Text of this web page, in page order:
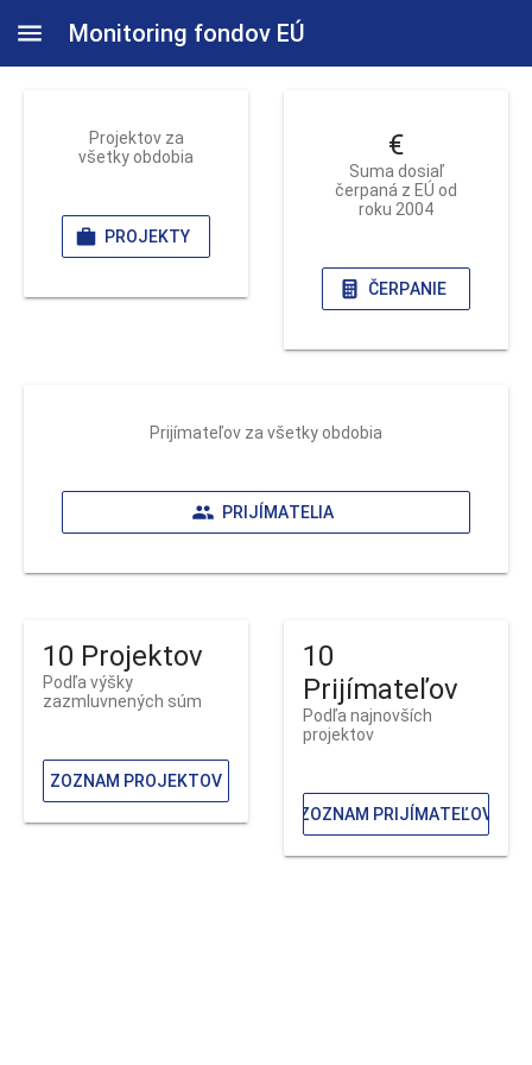
Monitoring fondov EÚ
Projektov za
všetky obdobia
PROJEKTY
€
Suma dosiaľ
čerpaná z EÚ od
roku 2004
ČERPANIE
Prijímateľov za všetky obdobia
PRIJÍMATELIA
10 Projektov
Podľa výšky
zazmluvnených súm
ZOZNAM PROJEKTOV
10
Prijímateľov
Podľa najnovších
projektov
ZOZNAM PRIJÍMATEĽOV